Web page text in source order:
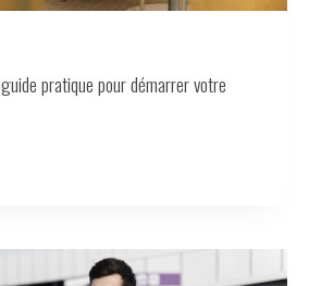
pratique pour démarrer votre